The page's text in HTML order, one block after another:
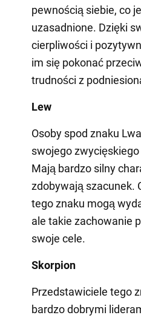
pewnością siebie, co
uzasadnione. Dzięki
cierpliwości i
im się pokonać
trudności z
Lew
Osoby spod znaku
swojego
Mają bardzo silny
zdobywają szacunek.
tego znaku mogą
ale takie zachowanie
swoje cele.
Skorpion
Przedstawiciele tego
bardzo dobrymi